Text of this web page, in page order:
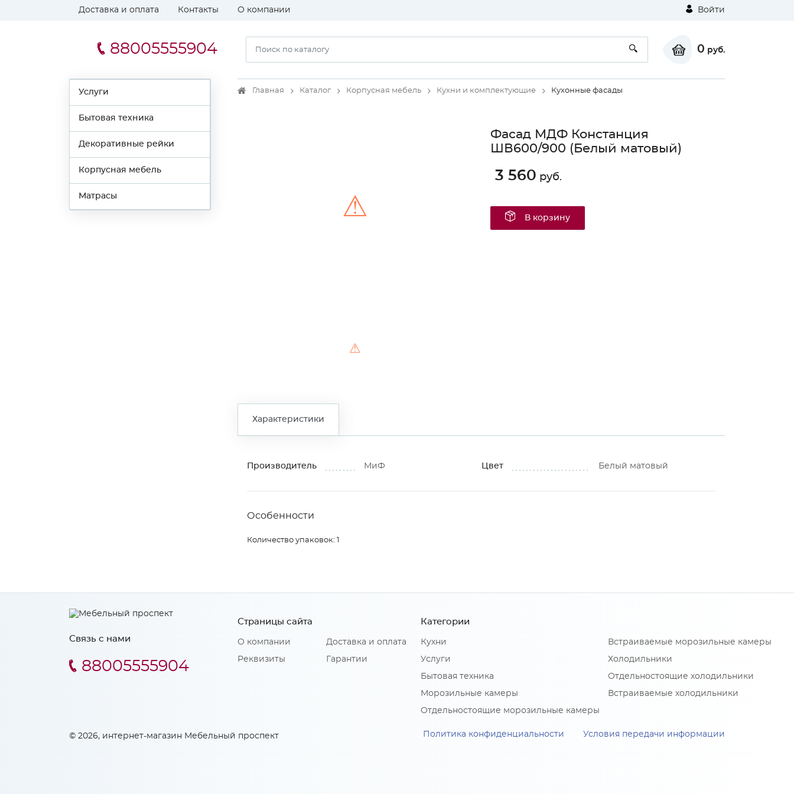
Доставка и оплата Контакты О компании Войти
88005555904 0 руб.
Услуги
Бытовая техника
Декоративные рейки
Корпусная мебель
Матрасы
Главная Каталог Корпусная мебель Кухни и комплектующие Кухонные фасады
⚠
⚠
Фасад МДФ Констанция
ШВ600/900 (Белый матовый)
3 560 руб.
В корзину
Характеристики
Производитель МиФ Цвет Белый матовый
Особенности
Количество упаковок: 1
Связь с нами
88005555904
Страницы сайта
О компании
Реквизиты
Доставка и оплата
Гарантии
Категории
Кухни
Услуги
Бытовая техника
Морозильные камеры
Отдельностоящие морозильные камеры
Встраиваемые морозильные камеры
Холодильники
Отдельностоящие холодильники
Встраиваемые холодильники
© 2026, интернет-магазин Мебельный проспект Политика конфиденциальности Условия передачи информации